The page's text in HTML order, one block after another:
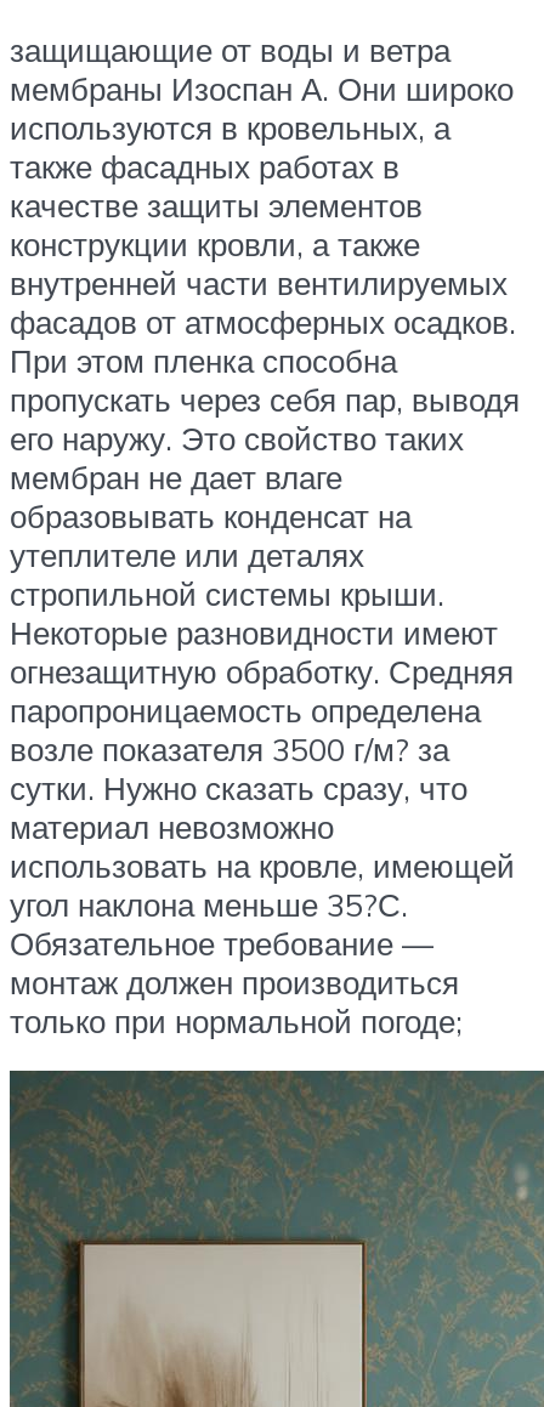
защищающие от воды и ветра
мембраны Изоспан А. Они широко
используются в кровельных, а
также фасадных работах в
качестве защиты элементов
конструкции кровли, а также
внутренней части вентилируемых
фасадов от атмосферных осадков.
При этом пленка способна
пропускать через себя пар, выводя
его наружу. Это свойство таких
мембран не дает влаге
образовывать конденсат на
утеплителе или деталях
стропильной системы крыши.
Некоторые разновидности имеют
огнезащитную обработку. Средняя
паропроницаемость определена
возле показателя 3500 г/м? за
сутки. Нужно сказать сразу, что
материал невозможно
использовать на кровле, имеющей
угол наклона меньше 35?С.
Обязательное требование —
монтаж должен производиться
только при нормальной погоде;